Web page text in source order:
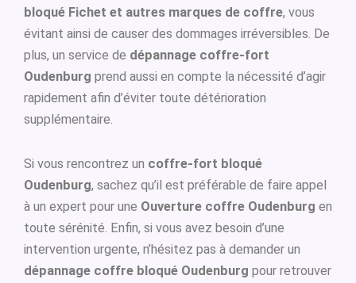
bloqué Fichet et autres marques de coffre, vous
évitant ainsi de causer des dommages irréversibles. De
plus, un service de dépannage coffre-fort
Oudenburg prend aussi en compte la nécessité d’agir
rapidement afin d’éviter toute détérioration
supplémentaire.
Si vous rencontrez un coffre-fort bloqué
Oudenburg, sachez qu’il est préférable de faire appel
à un expert pour une Ouverture coffre Oudenburg en
toute sérénité. Enfin, si vous avez besoin d’une
intervention urgente, n’hésitez pas à demander un
dépannage coffre bloqué Oudenburg pour retrouver